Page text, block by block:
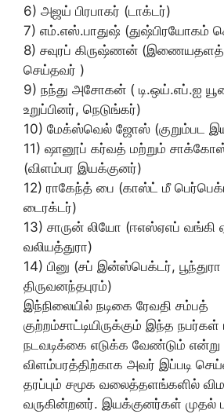
6) அஜய் பிரபாகர் (டாக்டர்)
7) எம்.எஸ்.பாதுஷ் (துஷ்பிரயோகம்
8) சவுரப் கிருஷ்ணன்
செய்தவர் )
9) நந்து அசோகன் ( டி.ஒய்.எப்.ஐ
உறுப்பினர், நெடுங்கர்)
10) மேக்ஸ்வெல் ஜோஸ் (குறும்பட
11) ஷானூப் கர்வத் மற்றும்
(விளம்பர இயக்குனர்)
12) ராகேந்த் பை (காஸ்ட் மீ
டைரக்டர்)
13) சாருன் லியோ (ஈஎஸ்ஏஎப்
வலியத்துரா)
14) பினு (சப் இன்ஸ்பெக்டர்,
திருவனந்தபுரம்)
இந்நிலையில் நடிகை ரேவதி சம்பத்
குற்றம்சாட்டியிருக்கும் இந்த
நடவடிக்கை எடுக்க வேண்டும் என்று
விளம்பரத்திற்காக அவர் இப்படி
தரப்பும் சமூக வலைத்தளங்களில்
வருகின்றனர். இயக்குனர்கள் முதல்